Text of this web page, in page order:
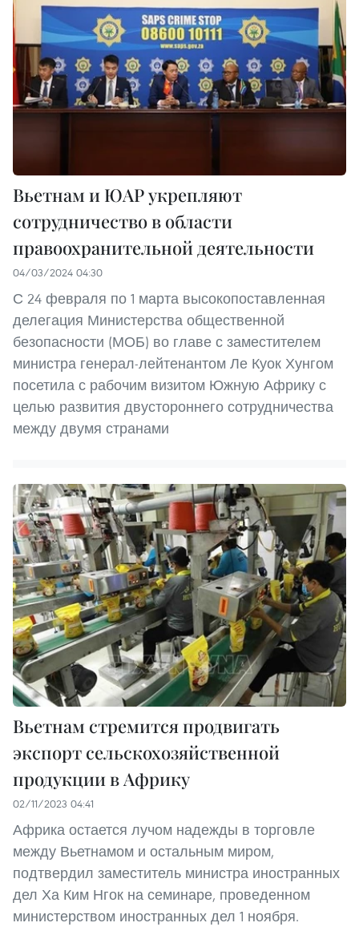
Вьетнам и ЮАР укрепляют
сотрудничество в области
правоохранительной деятельности
04/03/2024 04:30
С 24 февраля по 1 марта высокопоставленная
делегация Министерства общественной
безопасности (МОБ) во главе с заместителем
министра генерал-лейтенантом Ле Куок Хунгом
посетила с рабочим визитом Южную Африку с
целью развития двустороннего сотрудничества
между двумя странами
Вьетнам стремится продвигать
экспорт сельскохозяйственной
продукции в Африку
02/11/2023 04:41
Африка остается лучом надежды в торговле
между Вьетнамом и остальным миром,
подтвердил заместитель министра иностранных
дел Ха Ким Нгок на семинаре, проведенном
министерством иностранных дел 1 ноября.